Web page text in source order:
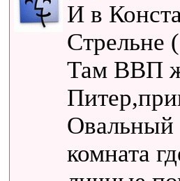
И в
Стрельне
Там ВВП
Овальный
комната